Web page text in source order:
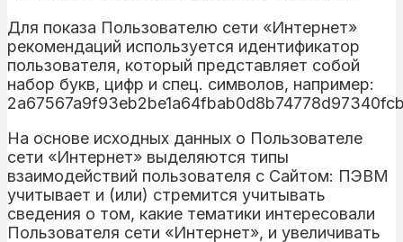
Для показа Пользователю сети «Интернет»
рекомендаций используется идентификатор
пользователя, который представляет собой
набор букв, цифр и спец. символов, например:
На основе исходных данных о Пользователе
сети «Интернет» выделяются типы
взаимодействий пользователя с Сайтом: ПЭВМ
учитывает и (или) стремится учитывать
сведения о том, какие тематики интересовали
Пользователя сети «Интернет», и увеличивать